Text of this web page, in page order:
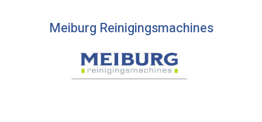
Meiburg Reinigingsmachines